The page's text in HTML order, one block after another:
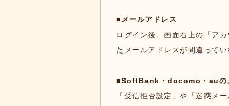
■メールアドレス
ログイン後、画面右上の「ア
たメールアドレスが間違ってい
■SoftBank・docomo・auの
「受信拒否設定」や「迷惑メ